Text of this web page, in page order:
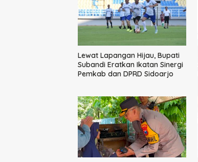
Lewat Lapangan Hijau, Bupati
Subandi Eratkan Ikatan Sinergi
Pemkab dan DPRD Sidoarjo